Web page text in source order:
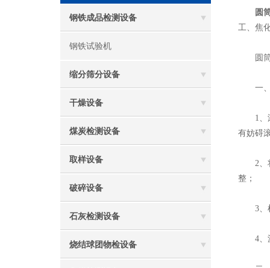
钢铁成品检测设备
钢铁试验机
缩分筛分设备
干燥设备
煤炭检测设备
取样设备
破碎设备
石灰检测设备
烧结球团物检设备
圆
工、焦
圆筒
一、
1、滚
有妨碍
2、将
整；
3、检
4、源